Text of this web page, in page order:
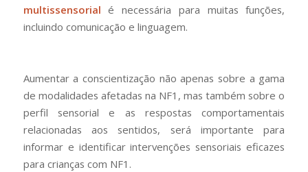
multissensorial é necessária para muitas funções,
incluindo comunicação e linguagem.
Aumentar a conscientização não apenas sobre a gama
de modalidades afetadas na NF1, mas também sobre o
perfil sensorial e as respostas comportamentais
relacionadas aos sentidos, será importante para
informar e identificar intervenções sensoriais eficazes
para crianças com NF1.